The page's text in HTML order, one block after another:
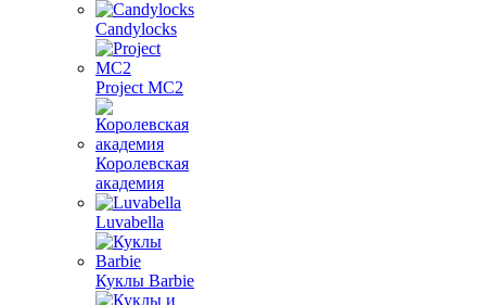
Candylocks
Project MС2
Королевская
академия
Luvabella
Куклы Barbie